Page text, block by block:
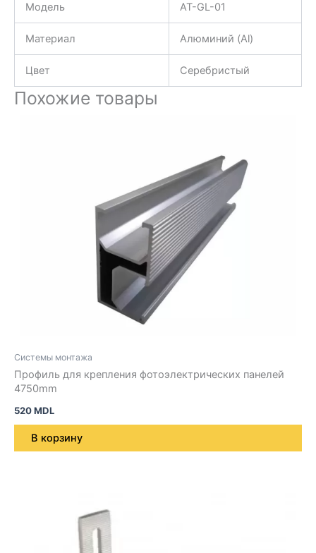
Модель AT-GL-01
Материал Алюминий (Al)
Цвет Серебристый
Похожие товары
Системы монтажа
Профиль для крепления фотоэлектрических панелей
4750mm
520MDL
В корзину